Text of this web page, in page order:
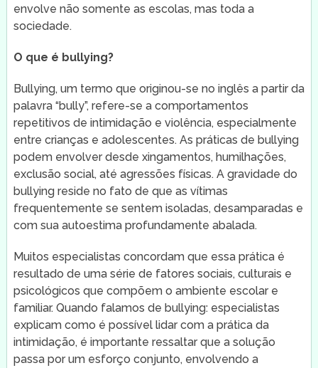
envolve não somente as escolas, mas toda a
sociedade.
O que é bullying?
Bullying, um termo que originou-se no inglês a partir da
palavra “bully”, refere-se a comportamentos
repetitivos de intimidação e violência, especialmente
entre crianças e adolescentes. As práticas de bullying
podem envolver desde xingamentos, humilhações,
exclusão social, até agressões físicas. A gravidade do
bullying reside no fato de que as vítimas
frequentemente se sentem isoladas, desamparadas e
com sua autoestima profundamente abalada.
Muitos especialistas concordam que essa prática é
resultado de uma série de fatores sociais, culturais e
psicológicos que compõem o ambiente escolar e
familiar. Quando falamos de bullying: especialistas
explicam como é possível lidar com a prática da
intimidação, é importante ressaltar que a solução
passa por um esforço conjunto, envolvendo a